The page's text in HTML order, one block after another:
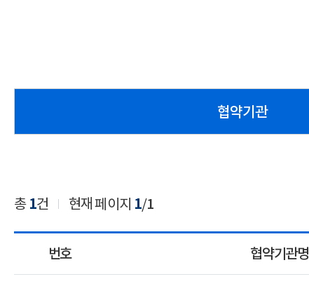
협약기관
총1건 현재 페이지 1/1
번호 협약기관명